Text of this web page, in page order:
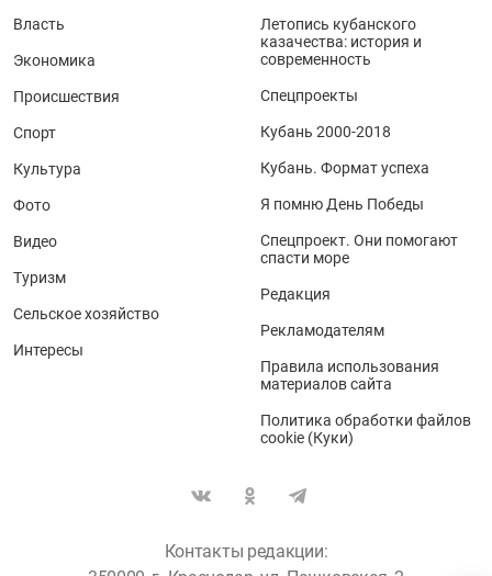
Власть
Экономика
Происшествия
Спорт
Культура
Фото
Видео
Туризм
Сельское хозяйство
Интересы
Летопись кубанского
казачества: история и
современность
Спецпроекты
Кубань 2000-2018
Кубань. Формат успеха
Я помню День Победы
Спецпроект. Они помогают
спасти море
Редакция
Рекламодателям
Правила использования
материалов сайта
Политика обработки файлов
cookie (Куки)
Контакты редакции: